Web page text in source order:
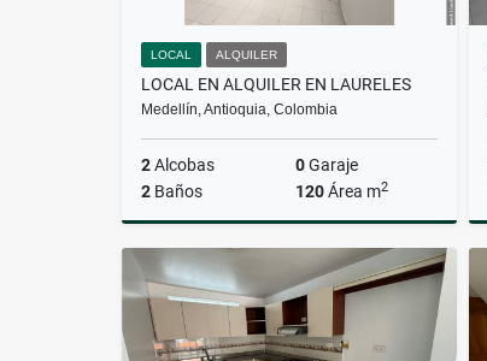
LOCAL ALQUILER
LOCAL EN ALQUILER EN LAURELES
Medellín, Antioquia, Colombia
2Alcobas 0Garaje
2 Baños 120Área m2
Alquiler
$5.000.000